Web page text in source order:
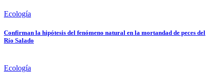
Ecología
Confirman la hipótesis del fenómeno natural en la mortandad de peces del
Río Salado
Ecología